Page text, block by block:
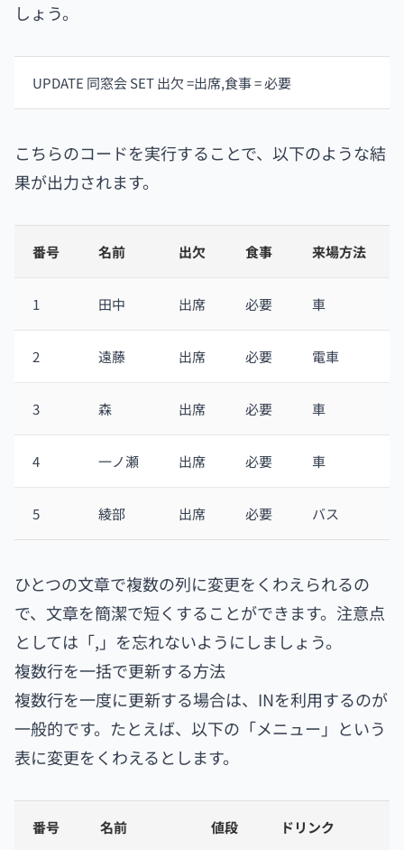
しょう。
UPDATE 同窓会 SET 出欠 =出席,食事 = 必要
こちらのコードを実行することで、以下のような結
果が出力されます。
番号 名前 出欠 食事 来場方法
1 田中 出席 必要 車
2 遠藤 出席 必要 電車
3 森 出席 必要 車
4 一ノ瀬 出席 必要 車
5 綾部 出席 必要 バス
ひとつの文章で複数の列に変更をくわえられるの
で、文章を簡潔で短くすることができます。注意点
としては「,」を忘れないようにしましょう。
複数行を一括で更新する方法
複数行を一度に更新する場合は、INを利用するのが
一般的です。たとえば、以下の「メニュー」という
表に変更をくわえるとします。
番号 名前 値段 ドリンク